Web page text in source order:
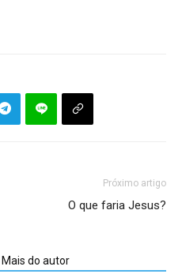
Próximo artigo
O que faria Jesus?
Mais do autor